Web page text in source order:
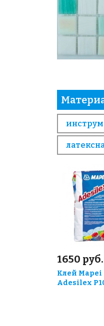
1650 руб.
Клей Mapei
Adesilex